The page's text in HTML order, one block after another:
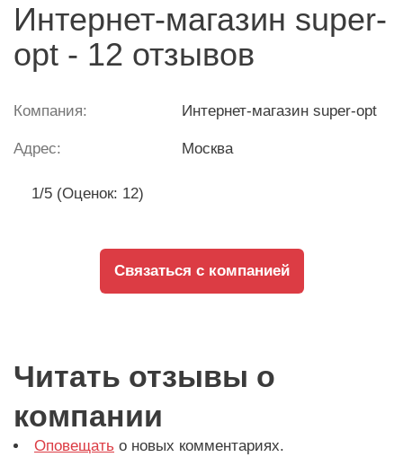
Интернет-магазин super-
opt - 12 отзывов
Компания: Интернет-магазин super-opt
Адрес: Москва
1/5 (Оценок: 12)
Связаться с компанией
Читать отзывы о
компании
Оповещать о новых комментариях.